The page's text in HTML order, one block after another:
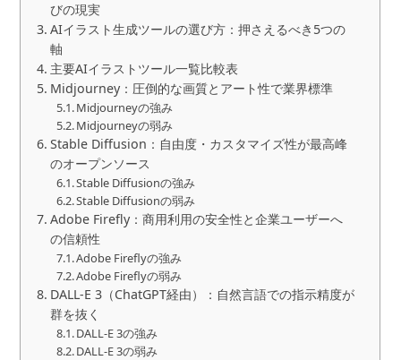
びの現実
AIイラスト生成ツールの選び方：押さえるべき5つの
軸
主要AIイラストツール一覧比較表
Midjourney：圧倒的な画質とアート性で業界標準
Midjourneyの強み
Midjourneyの弱み
Stable Diffusion：自由度・カスタマイズ性が最高峰
のオープンソース
Stable Diffusionの強み
Stable Diffusionの弱み
Adobe Firefly：商用利用の安全性と企業ユーザーへ
の信頼性
Adobe Fireflyの強み
Adobe Fireflyの弱み
DALL-E 3（ChatGPT経由）：自然言語での指示精度が
群を抜く
DALL-E 3の強み
DALL-E 3の弱み